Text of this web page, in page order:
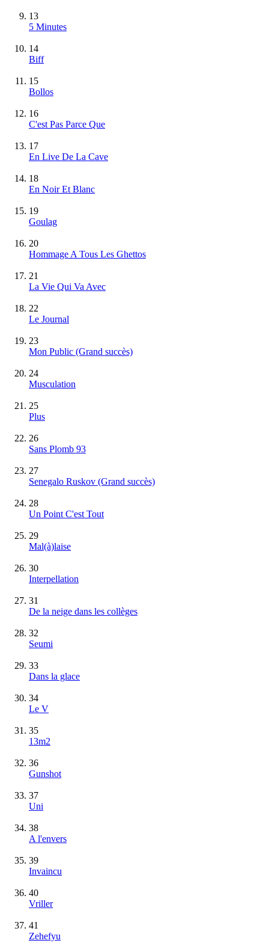
13
5 Minutes
14
Biff
15
Bollos
16
C'est Pas Parce Que
17
En Live De La Cave
18
En Noir Et Blanc
19
Goulag
20
Hommage A Tous Les Ghettos
21
La Vie Qui Va Avec
22
Le Journal
23
Mon Public (Grand succès)
24
Musculation
25
Plus
26
Sans Plomb 93
27
Senegalo Ruskov (Grand succès)
28
Un Point C'est Tout
29
Mal(à)laise
30
Interpellation
31
De la neige dans les collèges
32
Seumi
33
Dans la glace
34
Le V
35
13m2
36
Gunshot
37
Uni
38
A l'envers
39
Invaincu
40
Vriller
41
Zehefyu